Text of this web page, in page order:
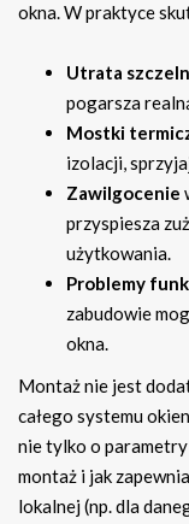
okna. W praktyce
Utrata
pogarsza
Mostki
izolacji,
Zawilgocenie
przyspiesza
użytkowania.
Problemy
zabudowie
okna.
Montaż nie jest
całego systemu
nie tylko o
montaż i jak
lokalnej (np. dla